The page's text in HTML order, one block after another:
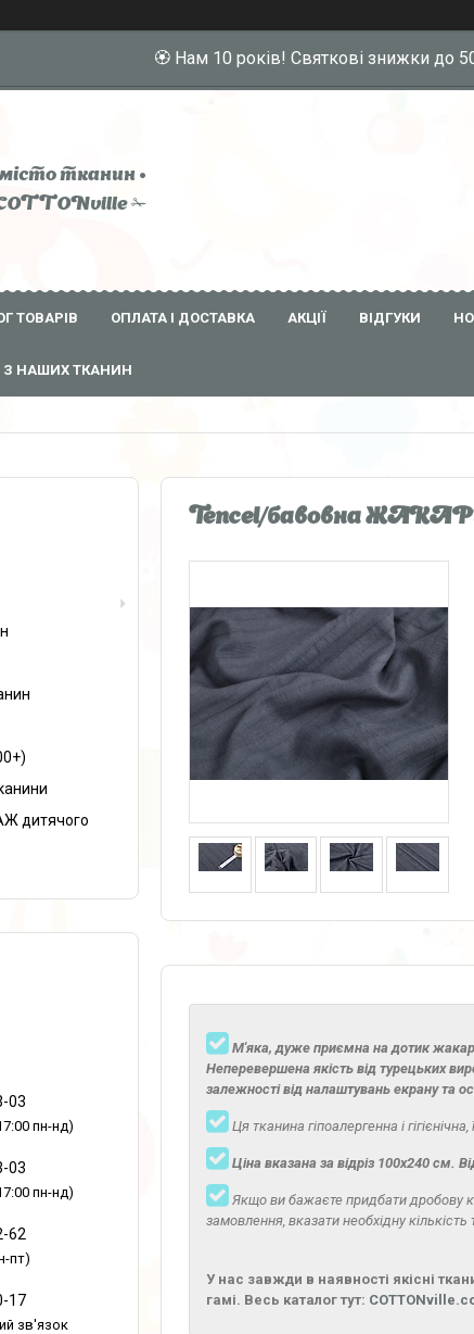
🏵️ Нам 10 років! Святкові знижки до
місто тканин •
✁
ТОВАРІВ ОПЛАТА І ДОСТАВКА АКЦІЇ ВІДГУКИ
З НАШИХ ТКАНИН
Tencel/бавовна
М'яка, дуже приємна на дотик
Неперевершена якість від турецьких
залежності від налаштувань екрану та
Ця тканина гіпоалергенна і
Ціна вказана за відріз 100х240 см.
Якщо ви бажаєте придбати дробову
замовлення, вказати необхідну
У нас завжди в наявності якісні
гамі. Весь каталог тут:
дитячого
03
пн-нд)
03
пн-нд)
62
пт)
17
зв'язок